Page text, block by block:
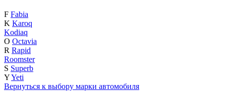
F Fabia
K Karoq
Kodiaq
O Octavia
R Rapid
Roomster
S Superb
YYeti
Вернуться к выбору марки автомобиля